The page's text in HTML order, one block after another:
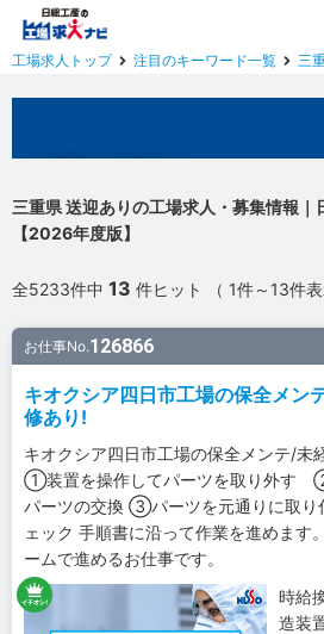
工場求人トップ 注目のキーワード一覧 三
三重県 送迎ありの工場求人・募集情報｜
【2026年度版】
全5233件中 13 件ヒット （ 1件～13件表
お仕事No.126866
キオクシア四日市工場の保全メン
修あり!
キオクシア四日市工場の保全メンテ/未
①装置を操作してパーツを取り外す ②
パーツの交換 ③パーツを元通りに取
ェック 手順書に沿って作業を進めます
ームで進めるお仕事です。
時給
造装